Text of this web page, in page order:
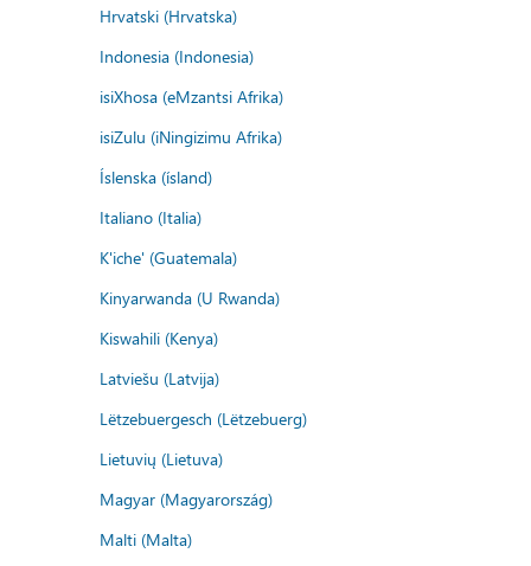
Hrvatski (Hrvatska)
Indonesia (Indonesia)
isiXhosa (eMzantsi Afrika)
isiZulu (iNingizimu Afrika)
Íslenska (ísland)
Italiano (Italia)
K'iche' (Guatemala)
Kinyarwanda (U Rwanda)
Kiswahili (Kenya)
Latviešu (Latvija)
Lëtzebuergesch (Lëtzebuerg)
Lietuvių (Lietuva)
Magyar (Magyarország)
Malti (Malta)